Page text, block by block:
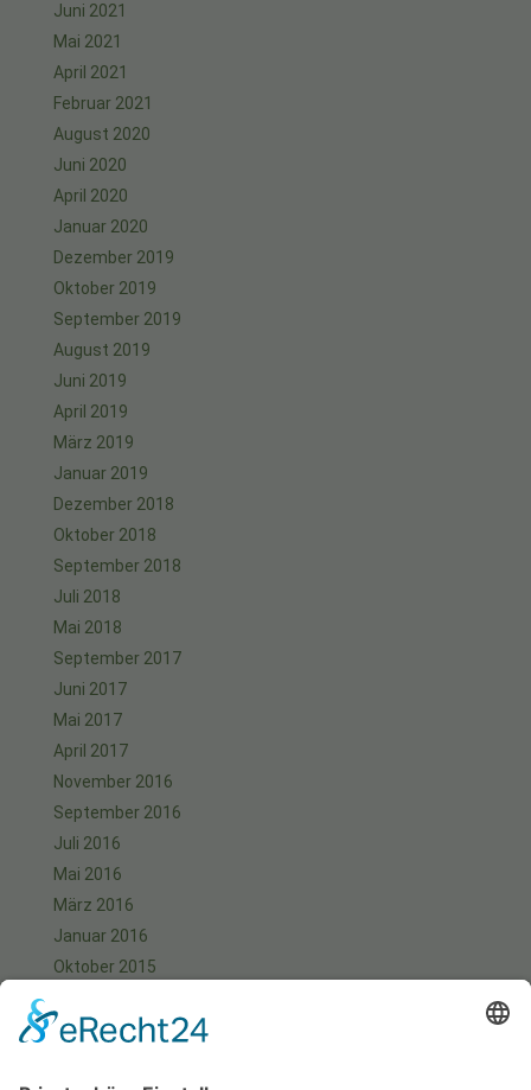
Juni 2021
Mai 2021
April 2021
Februar 2021
August 2020
Juni 2020
April 2020
Januar 2020
Dezember 2019
Oktober 2019
September 2019
August 2019
Juni 2019
April 2019
März 2019
Januar 2019
Dezember 2018
Oktober 2018
September 2018
Juli 2018
Mai 2018
September 2017
Juni 2017
Mai 2017
April 2017
November 2016
September 2016
Juli 2016
Mai 2016
März 2016
Januar 2016
Oktober 2015
August 2015